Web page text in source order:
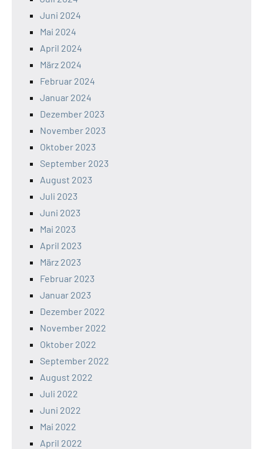
Juni 2024
Mai 2024
April 2024
März 2024
Februar 2024
Januar 2024
Dezember 2023
November 2023
Oktober 2023
September 2023
August 2023
Juli 2023
Juni 2023
Mai 2023
April 2023
März 2023
Februar 2023
Januar 2023
Dezember 2022
November 2022
Oktober 2022
September 2022
August 2022
Juli 2022
Juni 2022
Mai 2022
April 2022